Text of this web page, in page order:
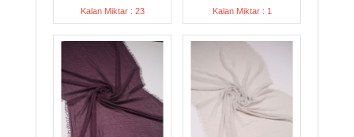
Kalan Miktar : 23 Kalan Miktar : 1